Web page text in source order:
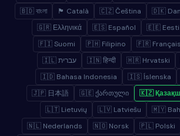
🇧🇩 বাংলা
🏴 Català 🇨🇿 Čeština 🇩🇰
🇬🇷 Ελληνικά
🇪🇸 Español 🇪🇪 Eesti
🇫🇮 Suomi
🇵🇭 Filipino 🇫🇷 Français
🇮🇱 עברית
🇮🇳 हिन्दी 🇭🇷 Hrvatski
🇮🇩 Bahasa Indonesia
🇮🇸 Íslenska
🇯🇵 日本語
🇬🇪 ქართული 🇰🇿
🇱🇹 Lietuvių
🇱🇻 Latviešu
🇲🇾
🇳🇱 Nederlands
🇳🇴 Norsk 🇵🇱 Polski